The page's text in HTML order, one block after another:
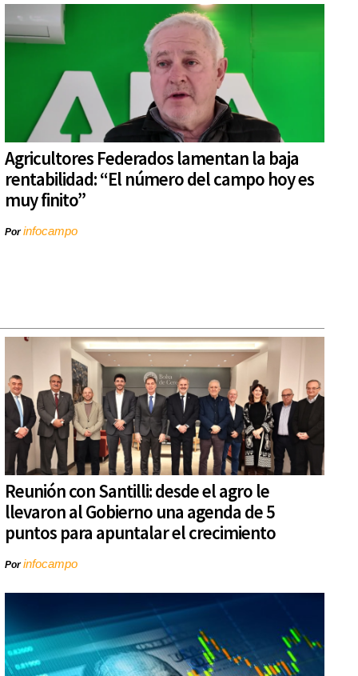
Agricultores Federados lamentan la baja
rentabilidad: “El número del campo hoy es
muy finito”
Porinfocampo
Reunión con Santilli: desde el agro le
llevaron al Gobierno una agenda de 5
puntos para apuntalar el crecimiento
Porinfocampo